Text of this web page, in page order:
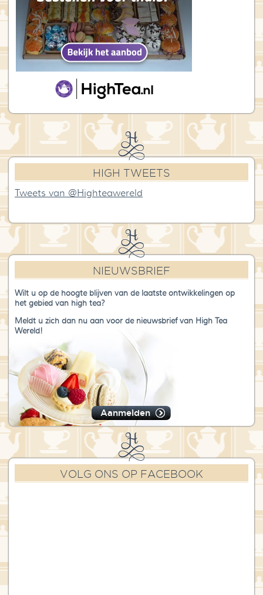
HIGH TWEETS
Tweets van @Highteawereld
NIEUWSBRIEF
Wilt u op de hoogte blijven van de laatste ontwikkelingen op
het gebied van high tea?
Meldt u zich dan nu aan voor de nieuwsbrief van High Tea
Wereld!
Aanmelden
VOLG ONS OP FACEBOOK